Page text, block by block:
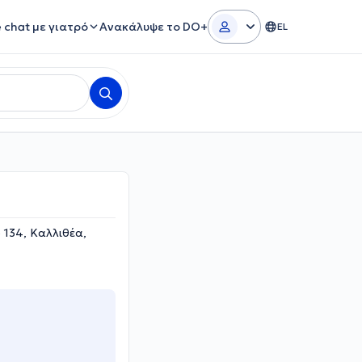
chat με γιατρό Ανακάλυψε το DO+ EL
134, Καλλιθέα,